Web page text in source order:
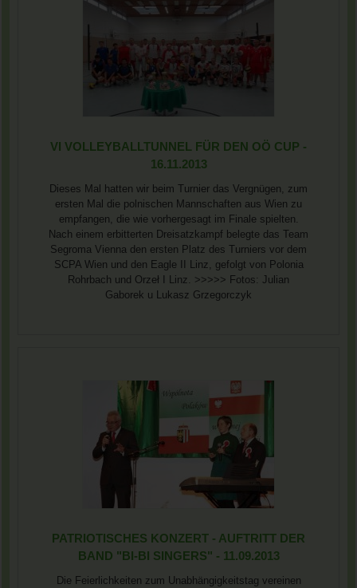
VI VOLLEYBALLTUNNEL FÜR DEN OÖ CUP -
16.11.2013
Dieses Mal hatten wir beim Turnier das Vergnügen, zum
ersten Mal die polnischen Mannschaften aus Wien zu
empfangen, die wie vorhergesagt im Finale spielten.
Nach einem erbitterten Dreisatzkampf belegte das Team
Segroma Vienna den ersten Platz des Turniers vor dem
SCPA Wien und den Eagle II Linz, gefolgt von Polonia
Rohrbach und Orzeł I Linz. >>>>> Fotos: Julian
Gaborek u Lukasz Grzegorczyk
PATRIOTISCHES KONZERT - AUFTRITT DER
BAND "BI-BI SINGERS" - 11.09.2013
Die Feierlichkeiten zum Unabhängigkeitstag vereinen